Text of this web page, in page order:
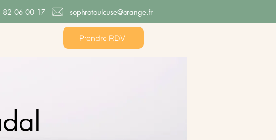
82 06 00 17 sophrotoulouse@orange.fr
Prendre RDV